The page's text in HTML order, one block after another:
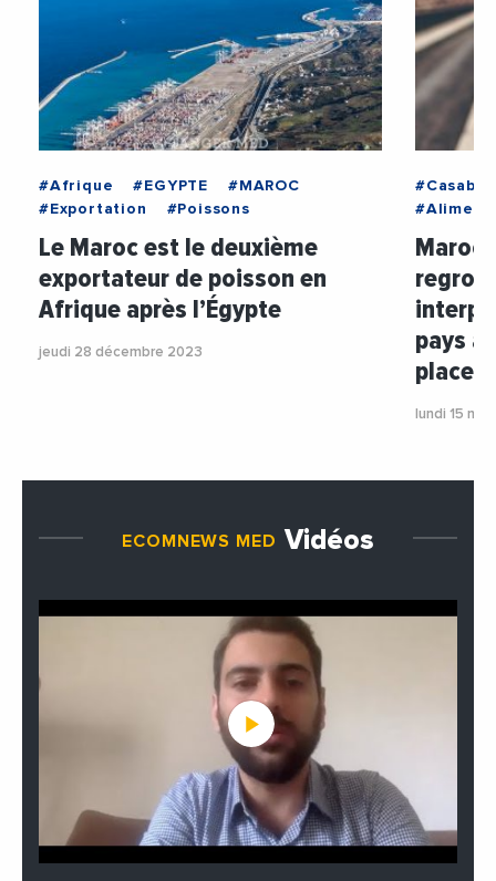
#Afrique #EGYPTE
#MAROC
#Exportation
#Poissons
Le Maroc est le deuxième
exportateur de poisson en
Afrique après l’Égypte
jeudi 28 décembre 2023
Maroc
pays
place
lundi 15
ECOMNEWS MED Vidéos